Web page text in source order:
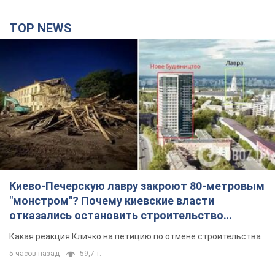
TOP NEWS
Киево-Печерскую лавру закроют 80-метровым
"монстром"? Почему киевские власти
отказались остановить строительство
небоскреба "московского верующего"
Какая реакция Кличко на петицию по отмене строительства
5 часов назад 59,7 т.